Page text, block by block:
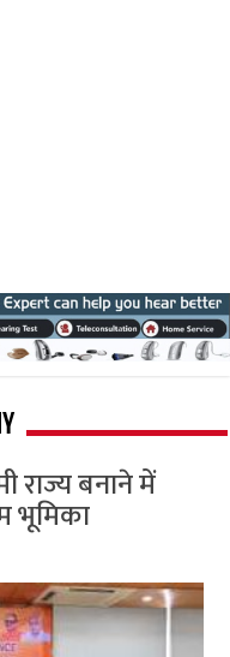
राज्य बनाने में
भूमिका